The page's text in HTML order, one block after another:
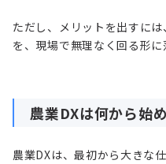
ただし、メリットを出すに
を、現場で無理なく回る形に
農業DXは何から始
農業DXは、最初から大きな